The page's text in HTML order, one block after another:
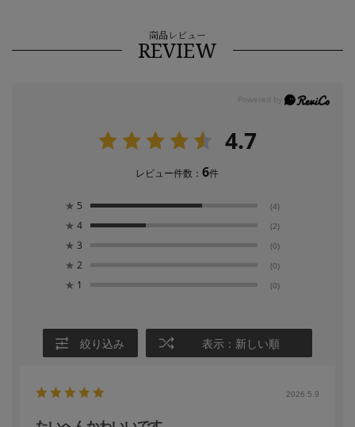
商品レビュー
REVIEW
4.7
レビュー件数：6件
★ 5 (4)
★ 4 (2)
★ 3 (0)
★ 2 (0)
★ 1 (0)
絞り込み 表示：新しい順
2026.5.9